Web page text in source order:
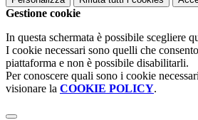
Gestione cookie
In questa schermata è possibile scegliere
I cookie necessari sono quelli che
piattaforma e non è possibile disabilitarli.
Per conoscere quali sono i cookie
visionare la COOKIE POLICY.